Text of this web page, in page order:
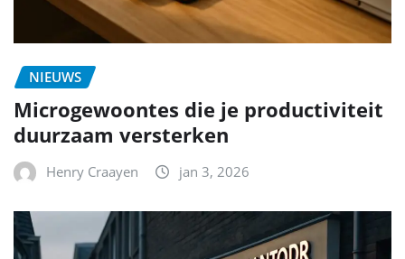
NIEUWS
Microgewoontes die je productiviteit
duurzaam versterken
Henry Craayen jan 3, 2026